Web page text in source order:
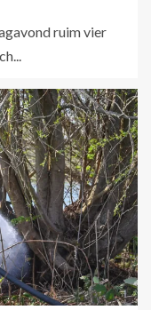
ruim vier